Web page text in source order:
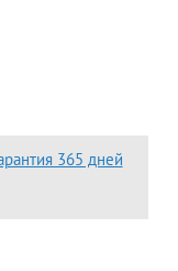
365 дней